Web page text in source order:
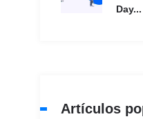
Day...
Artículos